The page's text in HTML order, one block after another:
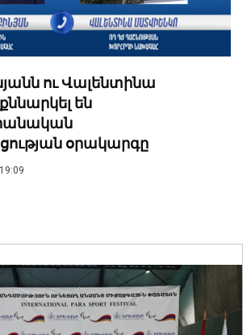
ու Վալենտինա
են
օրակարգը